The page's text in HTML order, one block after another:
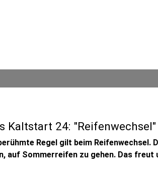
Kaltstart 24: "Reifenwechsel"
Regel gilt beim Reifenwechsel.
auf Sommerreifen zu gehen. Das freut